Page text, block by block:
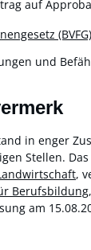
auf
(BVFG)
und
in enger
Stellen. Das
,
Berufsbildung
am